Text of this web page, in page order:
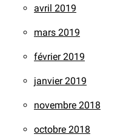
avril 2019
mars 2019
février 2019
janvier 2019
novembre 2018
octobre 2018